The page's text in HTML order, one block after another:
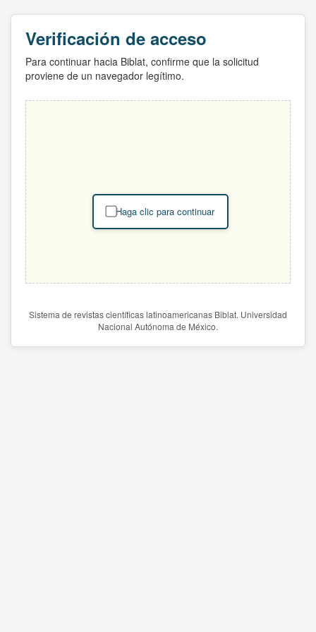
Verificación de acceso
Para continuar hacia Biblat, confirme que la solicitud
proviene de un navegador legítimo.
Haga clic para continuar
Sistema de revistas científicas latinoamericanas Biblat. Universidad
Nacional Autónoma de México.